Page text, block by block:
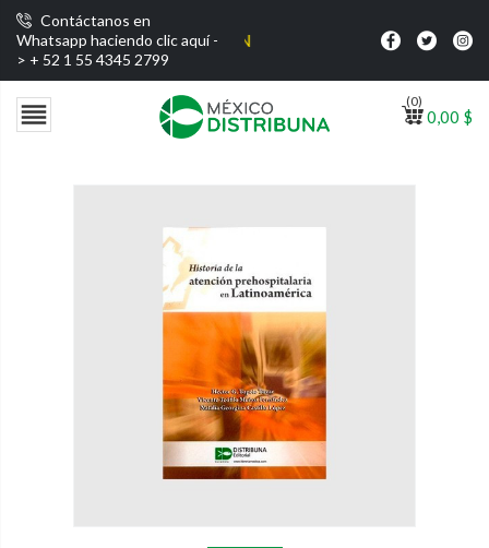
Contáctanos en
Whatsapp haciendo clic aquí -
> + 52 1 55 4345 2799
Envío gratis por
 0,00 $
(0)